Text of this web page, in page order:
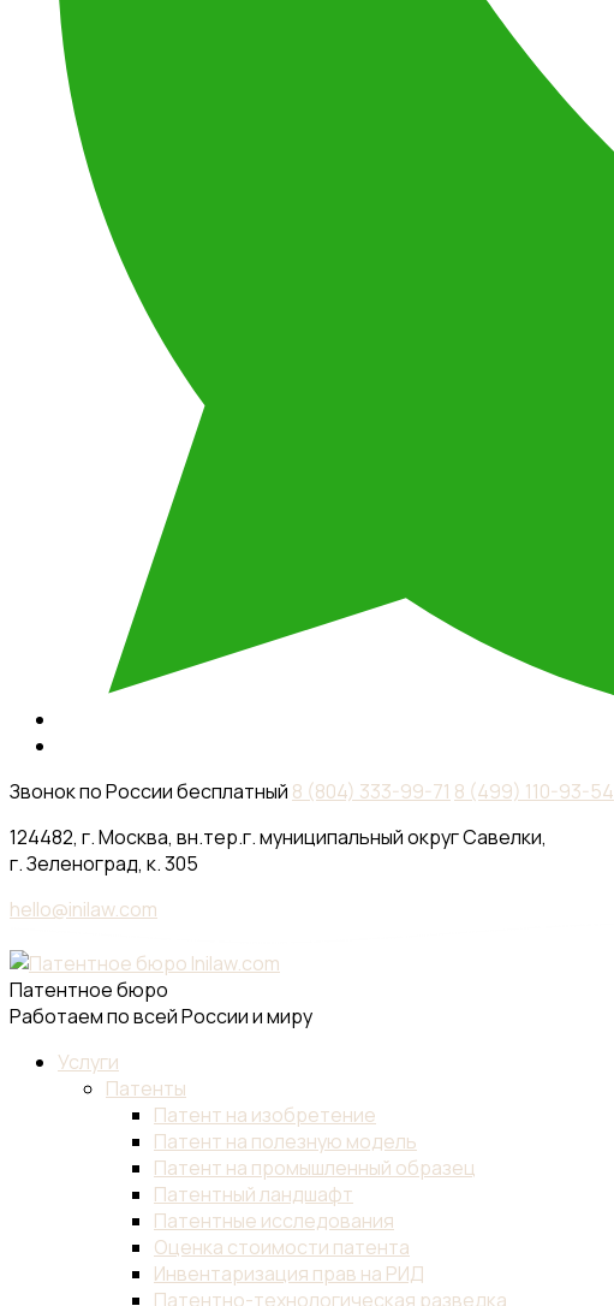
Звонок по России бесплатный 8 (804) 333-99-71 8 (499) 110-93-54
124482, г. Москва, вн.тер.г. муниципальный округ Савелки,
г. Зеленоград, к. 305
hello@inilaw.com
Патентное бюро
Работаем по всей России и миру
Услуги
Патенты
Патент на изобретение
Патент на полезную модель
Патент на промышленный образец
Патентный ландшафт
Патентные исследования
Оценка стоимости патента
Инвентаризация прав на РИД
Патентно-технологическая разведка